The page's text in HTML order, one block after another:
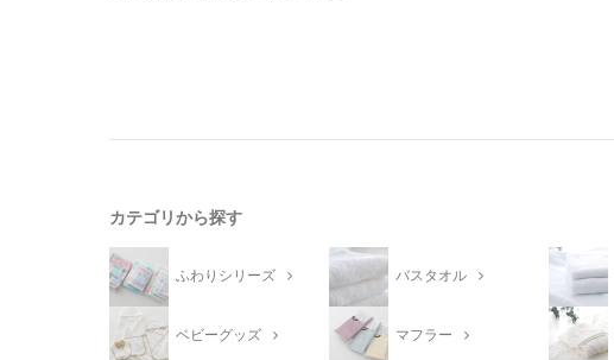
カテゴリから探す
ふわりシリーズ バスタオル
ベビーグッズ マフラー